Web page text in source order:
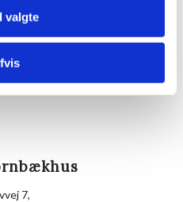
valgte
7,